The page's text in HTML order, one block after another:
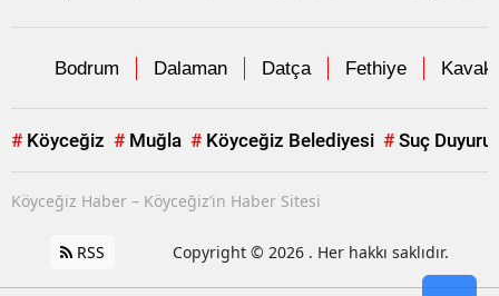
Bodrum Dalaman Datça Fethiye
# Köyceğiz # Muğla # Köyceğiz Belediyesi # Suç
Köyceğiz Haber – Köyceğiz’in Haber Sitesi
RSS Copyright © 2026 . Her hakkı saklıdır.